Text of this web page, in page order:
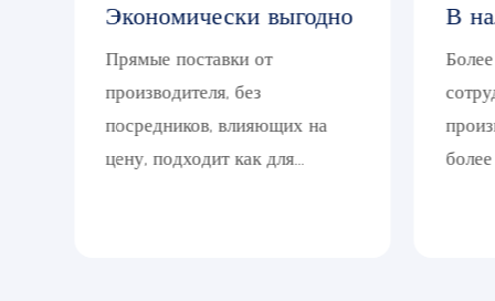
Экономически выгодно
Прямые поставки от
производителя, без
посредников, влияющих на
цену, подходит как для
В